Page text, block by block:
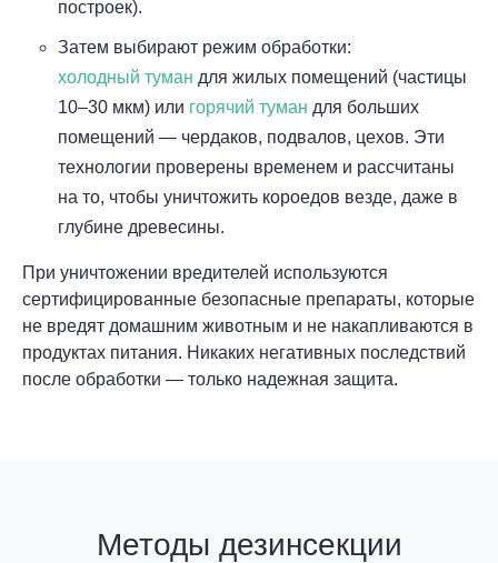
построек).
Затем выбирают режим обработки:
холодный туман для жилых помещений (частицы
10–30 мкм) или горячий туман для больших
помещений — чердаков, подвалов, цехов. Эти
технологии проверены временем и рассчитаны
на то, чтобы уничтожить короедов везде, даже в
глубине древесины.
При уничтожении вредителей используются
сертифицированные безопасные препараты, которые
не вредят домашним животным и не накапливаются в
продуктах питания. Никаких негативных последствий
после обработки — только надежная защита.
Методы дезинсекции